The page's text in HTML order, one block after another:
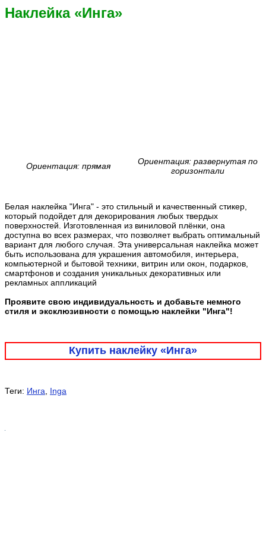
Наклейка «Инга»
Ориентация: прямая
Ориентация: развернутая по
горизонтали
Белая наклейка "Инга" - это стильный и качественный стикер,
который подойдет для декорирования любых твердых
поверхностей. Изготовленная из виниловой плёнки, она
доступна во всех размерах, что позволяет выбрать оптимальный
вариант для любого случая. Эта универсальная наклейка может
быть использована для украшения автомобиля, интерьера,
компьютерной и бытовой техники, витрин или окон, подарков,
смартфонов и создания уникальных декоративных или
рекламных аппликаций
Проявите свою индивидуальность и добавьте немного
стиля и эксклюзивности с помощью наклейки "Инга"!
Купить наклейку «Инга»
Теги: Инга, Inga